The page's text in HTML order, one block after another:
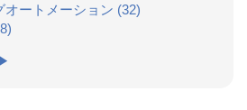
オートメーション (32)